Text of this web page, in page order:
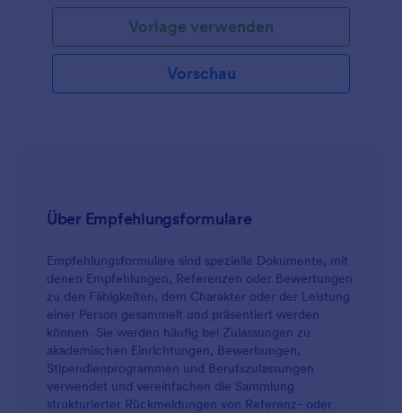
Vorlage verwenden
Vorschau
Über Empfehlungsformulare
Empfehlungsformulare sind spezielle Dokumente, mit
denen Empfehlungen, Referenzen oder Bewertungen
zu den Fähigkeiten, dem Charakter oder der Leistung
einer Person gesammelt und präsentiert werden
können. Sie werden häufig bei Zulassungen zu
akademischen Einrichtungen, Bewerbungen,
Stipendienprogrammen und Berufszulassungen
verwendet und vereinfachen die Sammlung
strukturierter Rückmeldungen von Referenz- oder